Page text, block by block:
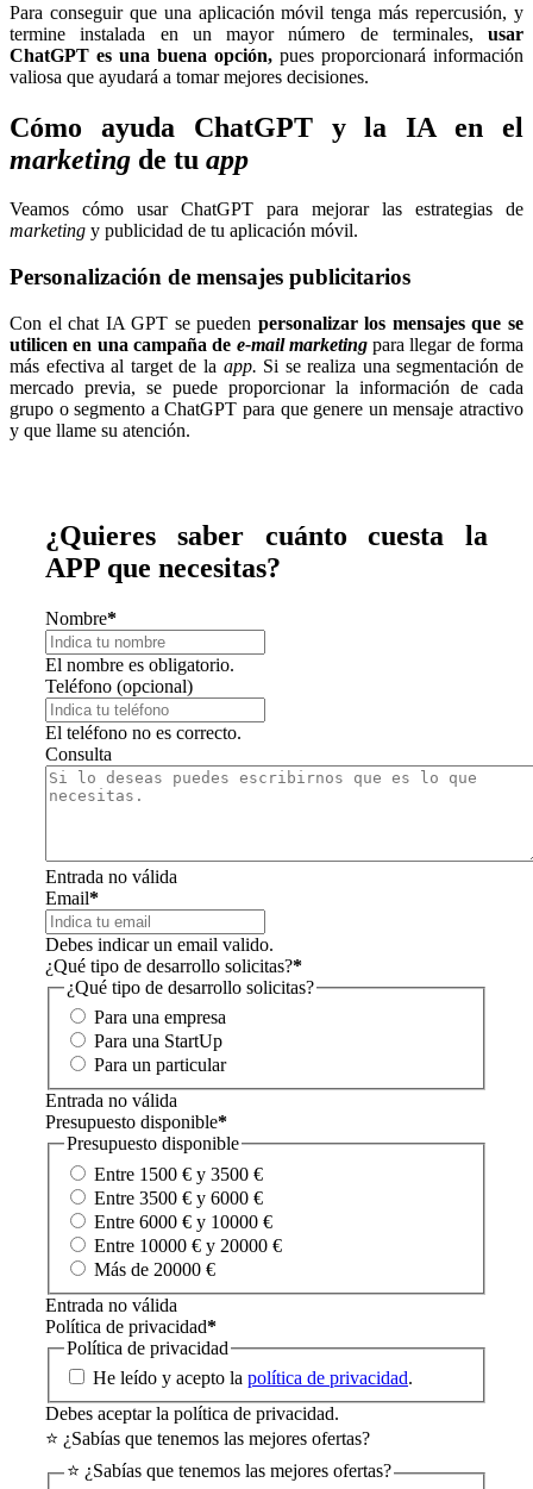
Para conseguir que una aplicación móvil tenga más repercusión, y
termine instalada en un mayor número de terminales, usar
ChatGPT es una buena opción, pues proporcionará información
valiosa que ayudará a tomar mejores decisiones.
Cómo ayuda ChatGPT y la IA en el
marketing de tu app
Veamos cómo usar ChatGPT para mejorar las estrategias de
marketing y publicidad de tu aplicación móvil.
Personalización de mensajes publicitarios
Con el chat IA GPT se pueden personalizar los mensajes que se
utilicen en una campaña de e-mail marketing para llegar de forma
más efectiva al target de la app. Si se realiza una segmentación de
mercado previa, se puede proporcionar la información de cada
grupo o segmento a ChatGPT para que genere un mensaje atractivo
y que llame su atención.
¿Quieres saber cuánto cuesta la
APP que necesitas?
Nombre*
El nombre es obligatorio.
Teléfono (opcional)
El teléfono no es correcto.
Consulta
Entrada no válida
Email*
Debes indicar un email valido.
¿Qué tipo de desarrollo solicitas?*
¿Qué tipo de desarrollo solicitas?
Para una empresa
Para una StartUp
Para un particular
Entrada no válida
Presupuesto disponible*
Presupuesto disponible
Entre 1500 € y 3500 €
Entre 3500 € y 6000 €
Entre 6000 € y 10000 €
Entre 10000 € y 20000 €
Más de 20000 €
Entrada no válida
Política de privacidad*
Política de privacidad
He leído y acepto la política de privacidad.
Debes aceptar la política de privacidad.
⭐ ¿Sabías que tenemos las mejores ofertas?
⭐ ¿Sabías que tenemos las mejores ofertas?